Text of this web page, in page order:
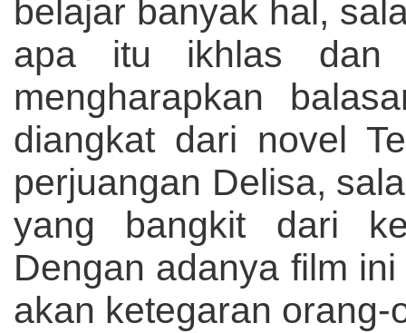
belajar banyak hal,
apa itu ikhlas dan
mengharapkan
diangkat dari novel
perjuangan Delisa,
yang bangkit dari
Dengan adanya film
akan ketegaran